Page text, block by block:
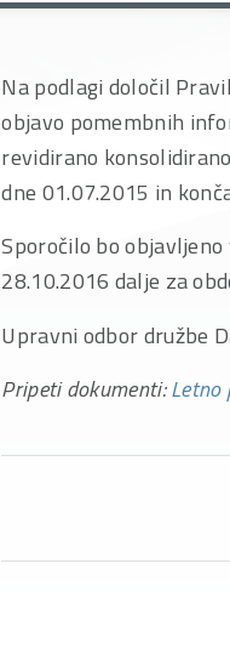
Na podlagi določil
objavo pomembnih
revidirano
dne 01.07.2015 in
Sporočilo bo
28.10.2016 dalje za
Upravni odbor družbe
Pripeti dokumenti:Letno